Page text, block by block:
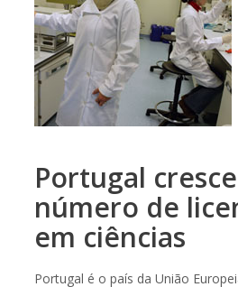
Portugal
número de
em ciências
Portugal é o país da União